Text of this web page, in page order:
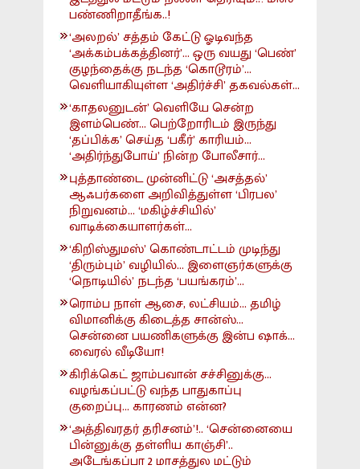
பண்ணிறாதீங்க..!
‘அலறல்’ சத்தம் கேட்டு ஓடிவந்த
‘அக்கம்பக்கத்தினர்’... ஒரு வயது ‘பெண்’
குழந்தைக்கு நடந்த ‘கொடூரம்’...
வெளியாகியுள்ள ‘அதிர்ச்சி’ தகவல்கள்...
‘காதலனுடன்’ வெளியே சென்ற
இளம்பெண்... பெற்றோரிடம் இருந்து
‘தப்பிக்க’ செய்த ‘பகீர்’ காரியம்...
‘அதிர்ந்துபோய்’ நின்ற போலீசார்...
புத்தாண்டை முன்னிட்டு ‘அசத்தல்’
ஆஃபர்களை அறிவித்துள்ள ‘பிரபல’
நிறுவனம்... ‘மகிழ்ச்சியில்’
வாடிக்கையாளர்கள்...
‘கிறிஸ்துமஸ்’ கொண்டாட்டம் முடிந்து
‘திரும்பும்’ வழியில்... இளைஞர்களுக்கு
‘நொடியில்’ நடந்த ‘பயங்கரம்’...
ரொம்ப நாள் ஆசை, லட்சியம்... தமிழ்
விமானிக்கு கிடைத்த சான்ஸ்...
சென்னை பயணிகளுக்கு இன்ப ஷாக்...
வைரல் வீடியோ!
கிரிக்கெட் ஜாம்பவான் சச்சினுக்கு...
வழங்கப்பட்டு வந்த பாதுகாப்பு
குறைப்பு... காரணம் என்ன?
‘அத்திவரதர் தரிசனம்’!.. ‘சென்னையை
பின்னுக்கு தள்ளிய காஞ்சி’..
அடேங்கப்பா 2 மாசத்துல மட்டும்